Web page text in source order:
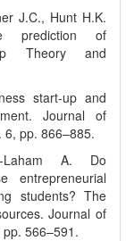
J.C., Hunt H.K.
prediction of
Theory and
start-up and
Journal of
6, pp. 866–885.
A. Do
entrepreneurial
students? The
Journal of
566–591.